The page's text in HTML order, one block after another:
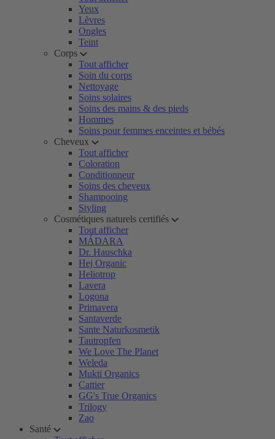
Yeux
Lèvres
Ongles
Teint
Corps
Tout afficher
Soin du corps
Nettoyage
Soins solaires
Soins des mains & des pieds
Hommes
Soins pour femmes enceintes et bébés
Cheveux
Tout afficher
Coloration
Conditionneur
Soins des cheveux
Shampooing
Styling
Cosmétiques naturels certifiés
Tout afficher
MÁDARA
Dr. Hauschka
Hej Organic
Heliotrop
Lavera
Logona
Primavera
Santaverde
Sante Naturkosmetik
Tautropfen
We Love The Planet
Weleda
Mukti Organics
Cattier
GG's True Organics
Trilogy
Zao
Santé